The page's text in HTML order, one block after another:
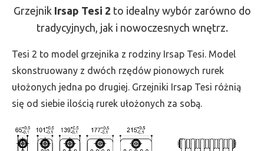
-
wys.
685,
szer.
1260,
1363
Grzejnik Irsap Tesi 2 to idealny wybór zarówno do
tradycyjnych, jak i nowoczesnych wnętrz.
Tesi 2 to model grzejnika z rodziny Irsap Tesi. Model
skonstruowany z dwóch rzędów pionowych rurek
ułożonych jedna po drugiej. Grzejniki Irsap Tesi różnią
się od siebie ilością rurek ułożonych za sobą.